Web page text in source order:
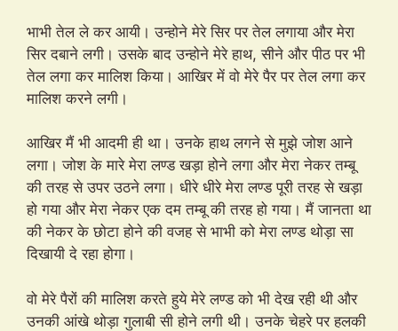
भाभी तेल ले कर आयी। उन्होने मेरे सिर पर तेल लगाया और मेरा
सिर दबाने लगी। उसके बाद उन्होने मेरे हाथ, सीने और पीठ पर भी
तेल लगा कर मालिश किया। आखिर में वो मेरे पैर पर तेल लगा कर
मालिश करने लगी।
आखिर मैं भी आदमी ही था। उनके हाथ लगने से मुझे जोश आने
लगा। जोश के मारे मेरा लण्ड खड़ा होने लगा और मेरा नेकर तम्बू
की तरह से उपर उठने लगा। धीरे धीरे मेरा लण्ड पूरी तरह से खड़ा
हो गया और मेरा नेकर एक दम तम्बू की तरह हो गया। मैं जानता था
की नेकर के छोटा होने की वजह से भाभी को मेरा लण्ड थोड़ा सा
दिखायी दे रहा होगा।
वो मेरे पैरों की मालिश करते हुये मेरे लण्ड को भी देख रही थी और
उनकी आंखे थोड़ा गुलाबी सी होने लगी थी। उनके चेहरे पर हलकी